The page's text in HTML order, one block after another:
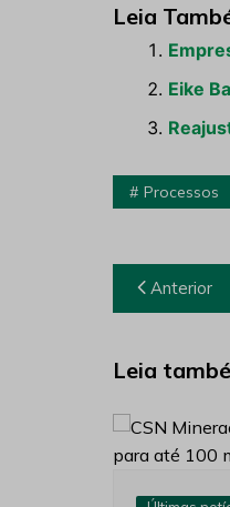
Leia
Eike
Processos
de
Post
Anterior
Leia